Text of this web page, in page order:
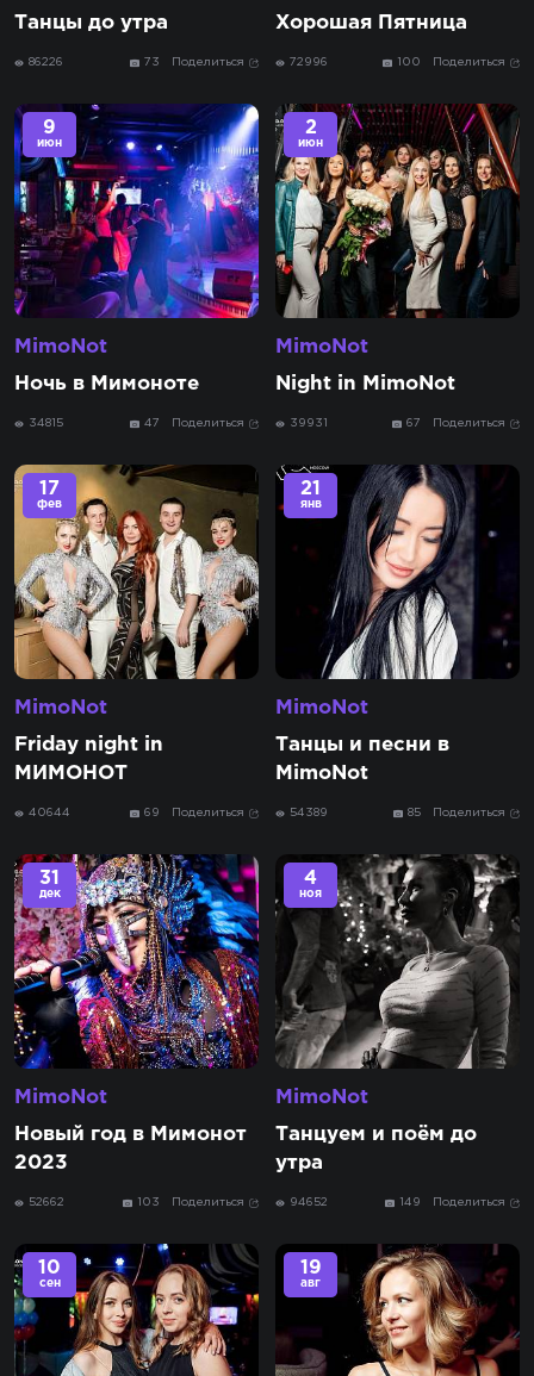
Танцы до утра
86226 73 Поделиться
Хорошая Пятница
72996 100 Поделиться
9
июн
MimoNot
Ночь в Мимоноте
34815 47 Поделиться
2
июн
MimoNot
Night in MimoNot
39931 67 Поделиться
17
фев
MimoNot
Friday night in
МИМОНОТ
40644 69 Поделиться
21
янв
MimoNot
Танцы и песни в
MimoNot
54389 85 Поделиться
31
дек
MimoNot
Новый год в Мимонот
2023
52662 103 Поделиться
4
ноя
MimoNot
Танцуем и поём до
утра
94652 149 Поделиться
10
сен
19
авг